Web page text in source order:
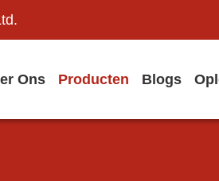
Ons Producten Blogs